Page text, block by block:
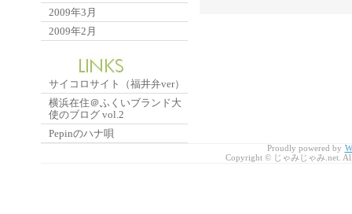
2009年3月
2009年2月
サイコロサイト（福井弁ver）
横浜在住＠ふくいブランド大
使のブログ vol.2
Pepinのハナ唄
Proudly powered by
Copyright © じゃみじゃみ.net.